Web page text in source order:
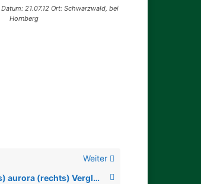
21.07.12 Ort: Schwarzwald, bei
Hornberg
Weiter
Cantharellus tubaeformis(links) aurora (rechts) Vergleich